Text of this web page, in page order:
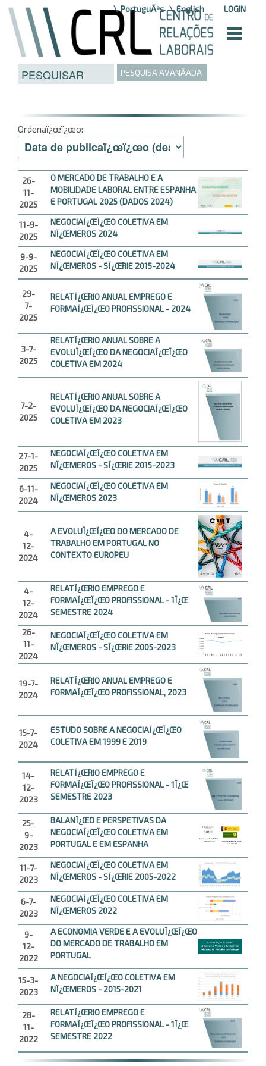
Saltar para o conteÃºdo LOGIN
PortuguÃªs English
PESQUISA AVANÃADA
Ordenaï¿œï¿œo:
26-
11-
2025
O MERCADO DE TRABALHO E A
MOBILIDADE LABORAL ENTRE ESPANHA
E PORTUGAL 2025 (DADOS 2024)
11-9-
2025
NEGOCIAÏ¿ŒÏ¿ŒO COLETIVA EM
NÏ¿ŒMEROS 2024
9-9-
2025
NEGOCIAÏ¿ŒÏ¿ŒO COLETIVA EM
NÏ¿ŒMEROS - SÏ¿ŒRIE 2015-2024
29-
7-
2025
RELATÏ¿ŒRIO ANUAL EMPREGO E
FORMAÏ¿ŒÏ¿ŒO PROFISSIONAL - 2024
3-7-
2025
RELATÏ¿ŒRIO ANUAL SOBRE A
EVOLUÏ¿ŒÏ¿ŒO DA NEGOCIAÏ¿ŒÏ¿ŒO
COLETIVA EM 2024
7-2-
2025
RELATÏ¿ŒRIO ANUAL SOBRE A
EVOLUÏ¿ŒÏ¿ŒO DA NEGOCIAÏ¿ŒÏ¿ŒO
COLETIVA EM 2023
27-1-
2025
NEGOCIAÏ¿ŒÏ¿ŒO COLETIVA EM
NÏ¿ŒMEROS - SÏ¿ŒRIE 2015-2023
6-11-
2024
NEGOCIAÏ¿ŒÏ¿ŒO COLETIVA EM
NÏ¿ŒMEROS 2023
4-
12-
2024
A EVOLUÏ¿ŒÏ¿ŒO DO MERCADO DE
TRABALHO EM PORTUGAL NO
CONTEXTO EUROPEU
4-
12-
2024
RELATÏ¿ŒRIO EMPREGO E
FORMAÏ¿ŒÏ¿ŒO PROFISSIONAL - 1Ï¿Œ
SEMESTRE 2024
26-
11-
2024
NEGOCIAÏ¿ŒÏ¿ŒO COLETIVA EM
NÏ¿ŒMEROS - SÏ¿ŒRIE 2005-2023
19-7-
2024
RELATÏ¿ŒRIO ANUAL EMPREGO E
FORMAÏ¿ŒÏ¿ŒO PROFISSIONAL, 2023
15-7-
2024
ESTUDO SOBRE A NEGOCIAÏ¿ŒÏ¿ŒO
COLETIVA EM 1999 E 2019
14-
12-
2023
RELATÏ¿ŒRIO EMPREGO E
FORMAÏ¿ŒÏ¿ŒO PROFISSIONAL - 1Ï¿Œ
SEMESTRE 2023
25-
9-
2023
BALANÏ¿ŒO E PERSPETIVAS DA
NEGOCIAÏ¿ŒÏ¿ŒO COLETIVA EM
PORTUGAL E EM ESPANHA
11-7-
2023
NEGOCIAÏ¿ŒÏ¿ŒO COLETIVA EM
NÏ¿ŒMEROS - SÏ¿ŒRIE 2005-2022
6-7-
2023
NEGOCIAÏ¿ŒÏ¿ŒO COLETIVA EM
NÏ¿ŒMEROS 2022
9-
12-
2022
A ECONOMIA VERDE E A EVOLUÏ¿ŒÏ¿ŒO
DO MERCADO DE TRABALHO EM
PORTUGAL
15-3-
2023
A NEGOCIAÏ¿ŒÏ¿ŒO COLETIVA EM
NÏ¿ŒMEROS - 2015-2021
28-
11-
2022
RELATÏ¿ŒRIO EMPREGO E
FORMAÏ¿ŒÏ¿ŒO PROFISSIONAL - 1Ï¿Œ
SEMESTRE 2022